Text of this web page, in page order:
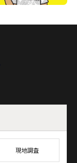
現地調査